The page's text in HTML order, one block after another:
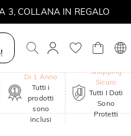
3, COLLANA IN REGALO
Di 1 Anno
Tutti i
prodotti
sono
inclusi
Shopping
Sicuro
Tutti I Dati
Sono
Protetti